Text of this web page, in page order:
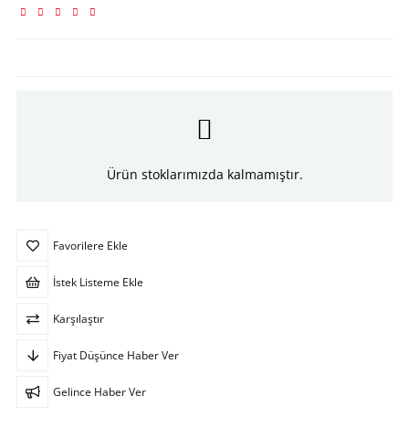
Ürün stoklarımızda kalmamıştır.
Favorilere Ekle
İstek Listeme Ekle
Karşılaştır
Fiyat Düşünce Haber Ver
Gelince Haber Ver